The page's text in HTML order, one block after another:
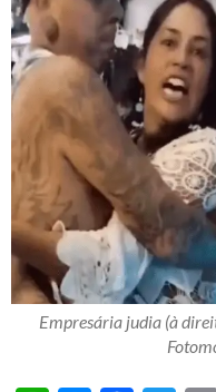
Empresária judia (à